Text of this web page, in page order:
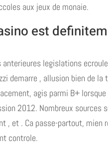
aux jeux de monaie.
est
anterieures legislations
demarre , allusion bien de
agis parmi B+
2012. Nombreux
, et . Ca passe-partout,
controle.